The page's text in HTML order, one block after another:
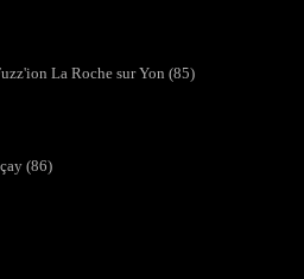
La Roche sur Yon (85)
(86)